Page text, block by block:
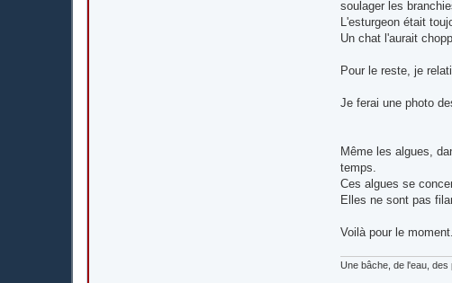
soulager les
L'esturgeon était
Un chat l'aurait
Pour le reste, je
Je ferai une photo
Même les algues,
temps.
Ces algues se
Elles ne sont pas
Voilà pour le
Une bâche, de l'eau, des